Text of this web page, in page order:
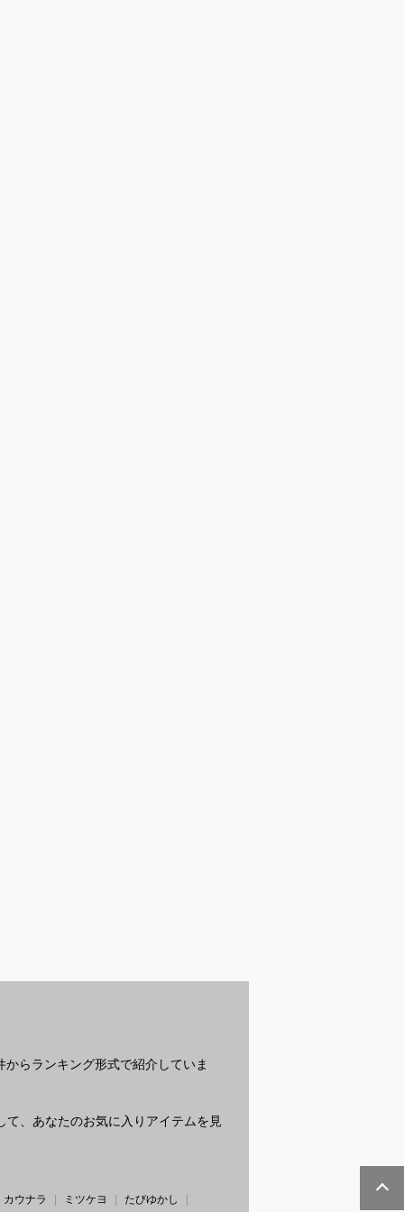
らランキング形式で紹介していま
、あなたのお気に入りアイテムを見
カウナラ ミツケヨ たびゆかし